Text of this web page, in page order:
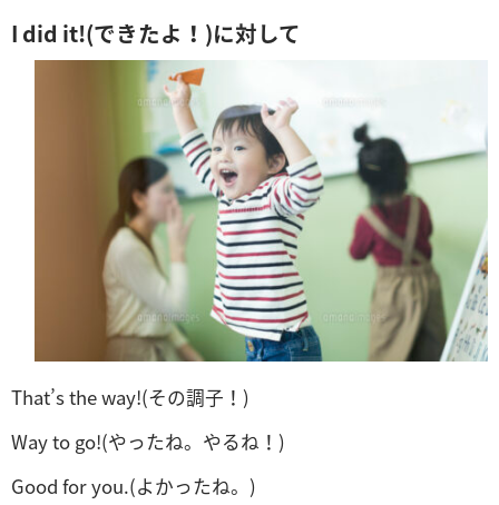
I did it!(できたよ！)に対して
That’s the way!(その調子！)
Way to go!(やったね。やるね！)
Good for you.(よかったね。)